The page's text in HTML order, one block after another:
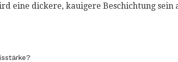
eine dickere, kauigere Beschichtung sein